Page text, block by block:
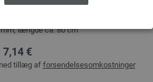
Design Træ Multicolor Str. 3,0/80cm
længde ca. 80 cm
7,14 €
tillæg af forsendelsesomkostninger